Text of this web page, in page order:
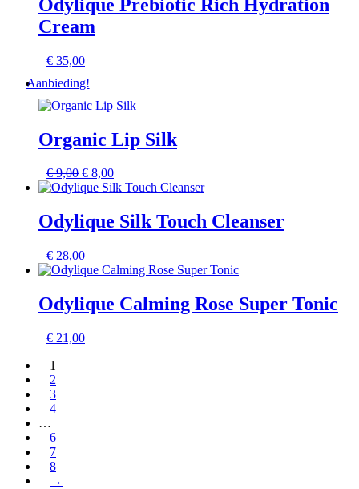
Odylique Prebiotic Rich Hydration
Cream
€ 35,00
Aanbieding!
Organic Lip Silk
€9,00 Oorspronkelijke
prijs
€ 9,00.
€ 8,00Huidige
prijs
€ 8,00.
Odylique Silk Touch Cleanser
€ 28,00
Odylique Calming Rose Super Tonic
€ 21,00
1
2
3
4
…
6
7
8
→